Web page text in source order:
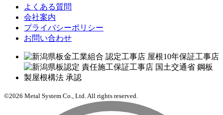
よくある質問
会社案内
プライバシーポリシー
お問い合わせ
©2026 Metal System Co., Ltd. All rights reserved.